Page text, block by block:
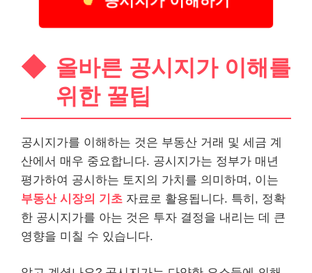
올바른 공시지가 이해를
위한 꿀팁
공시지가를 이해하는 것은 부동산 거래 및 세금 계
산에서 매우 중요합니다. 공시지가는 정부가 매년
평가하여 공시하는 토지의 가치를 의미하며, 이는
부동산 시장의 기초 자료로 활용됩니다. 특히, 정확
한 공시지가를 아는 것은 투자 결정을 내리는 데 큰
영향을 미칠 수 있습니다.